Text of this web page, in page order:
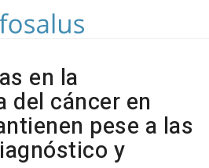
en la
del cáncer en
pese a las
y